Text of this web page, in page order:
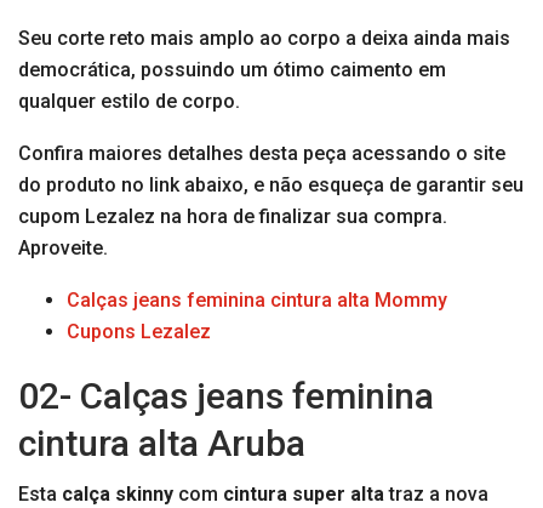
Seu corte reto mais amplo ao corpo a deixa ainda mais
democrática, possuindo um ótimo caimento em
qualquer estilo de corpo.
Confira maiores detalhes desta peça acessando o site
do produto no link abaixo, e não esqueça de garantir seu
cupom Lezalez na hora de finalizar sua compra.
Aproveite.
Calças jeans feminina cintura alta Mommy
Cupons Lezalez
02- Calças jeans feminina
cintura alta Aruba
Esta calça skinny com cintura super altatraz a nova